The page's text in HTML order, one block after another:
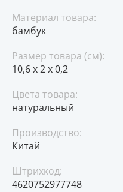
Материал товара:
бамбук
Размер товара (см):
10,6 х 2 х 0,2
Цвета товара:
натуральный
Производство:
Китай
Штрихкод:
4620752977748